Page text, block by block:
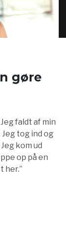
gøre
faldt af min
tog ind og
kom ud
op på en
her.”